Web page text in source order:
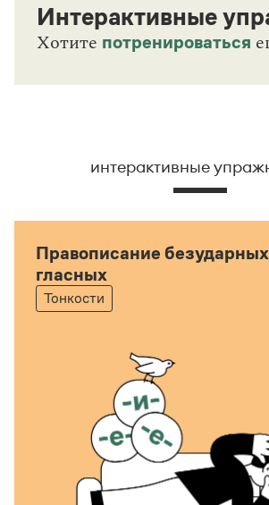
Интерактивные
Хотите потренироваться
интерактивные
Правописание
гласных
Тонкости